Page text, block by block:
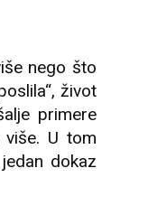
nego što
život
primere
U tom
dokaz